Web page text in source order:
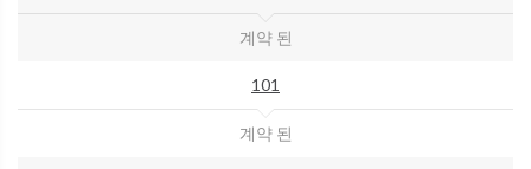
계약 된
101
계약 된